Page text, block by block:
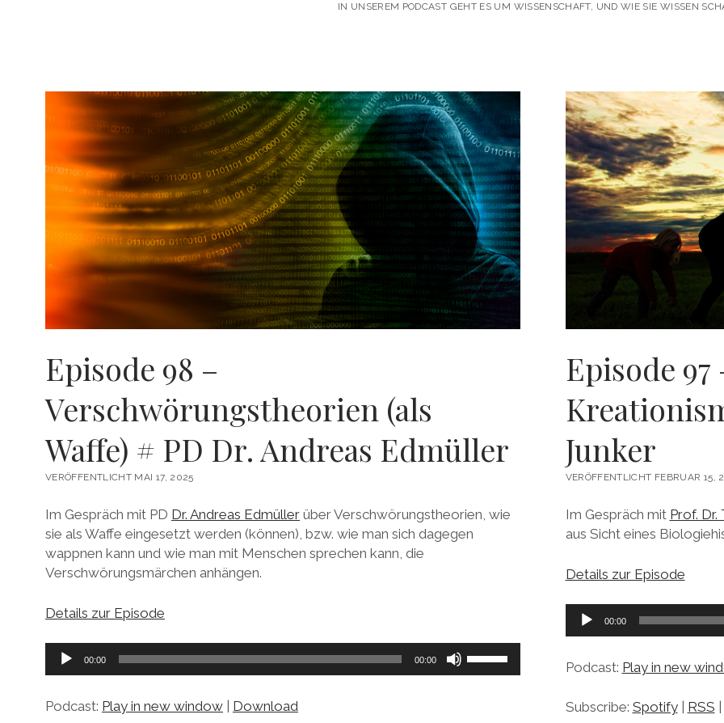
IN UNSEREM PODCAST GEHT ES UM WISSENSCHAFT, UND WIE SIE WISSEN
Kritisches
Denken
Podcast
Beiträge
Episode 98 –
Verschwörungstheorien (als
Waffe) # PD Dr. Andreas Edmüller
VERÖFFENTLICHT MAI 17, 2025
Im Gespräch mit PD Dr. Andreas Edmüller über Verschwörungstheorien, wie
sie als Waffe eingesetzt werden (können), bzw. wie man sich dagegen
wappnen kann und wie man mit Menschen sprechen kann, die
Verschwörungsmärchen anhängen.
Details zur Episode
Audio-
Player
00:00 00:00
Podcast: Play in new window | Download
Episode
Junker
VERÖFFENTLICHT FEBRUAR 15,
Im Gespräch mit Prof.
aus Sicht eines
Details zur Episode
Audio-
Player
00:00
Podcast: Play in new
Subscribe: Spotify| RSS